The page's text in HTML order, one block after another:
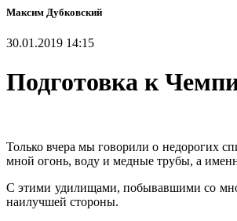
Максим Дубковский
30.01.2019 14:15
Подготовка к
Только вчера мы говорили о недорогих
мной огонь, воду и медные трубы, а
С этими удилищами, побывавшими со
наилучшей стороны.